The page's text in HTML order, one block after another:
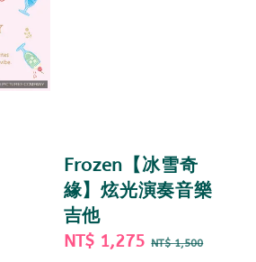
Frozen【冰雪奇
緣】炫光演奏音樂
吉他
Sale
NT$ 1,275 Regular
NT$ 1,500